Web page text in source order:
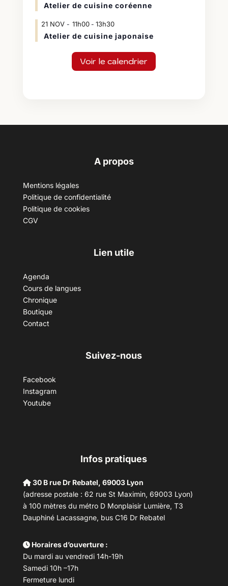
Atelier de cuisine coréenne
21 NOV 11h00- 13h30
Atelier de cuisine japonaise
Voir le calendrier
A propos
Mentions légales
Politique de confidentialité
Politique de cookies
CGV
Lien utile
Agenda
Cours de langues
Chronique
Boutique
Contact
Suivez-nous
Facebook
Instagram
Youtube
Infos pratiques
30 B rue Dr Rebatel, 69003 Lyon
(adresse postale : 62 rue St Maximin, 69003 Lyon)
à 100 mètres du métro D Monplaisir Lumière, T3
Dauphiné Lacassagne, bus C16 Dr Rebatel
Horaires d’ouverture :
Du mardi au vendredi 14h-19h
Samedi 10h –17h
Fermeture lundi